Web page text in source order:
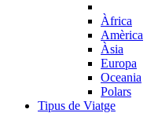
Àfrica
Amèrica
Àsia
Europa
Oceania
Polars
Tipus de Viatge